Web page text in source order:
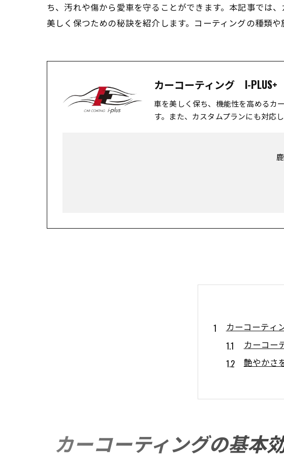
ち、汚れや傷から愛車を守ることができます。本記事では
美しく保つための秘訣を紹介します。コーティングの種類
カーコーティング I-PLUS+
車を美しく保ち、機能性を高めるカ
す。また、カスタムプランにも対応
カーコーティ
カーコー
艶やかさ
カーコ
環境に優
カーコー
愛車の保護:カ
カーコーティングの基本